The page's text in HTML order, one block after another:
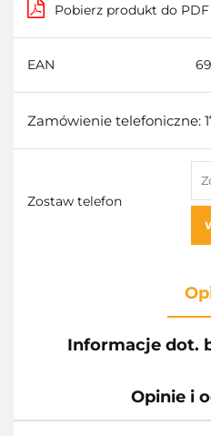
Pobierz produkt do PDF
EAN
Zamówienie telefoniczne:
Zostaw telefon
Informacje dot.
Opinie i